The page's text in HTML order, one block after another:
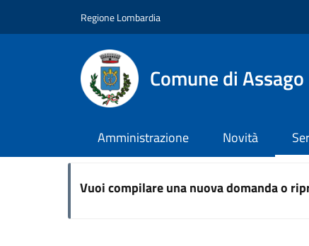
Regione Lombardia
Comune di Assago
Amministrazione Novità
Vuoi compilare una nuova domanda o